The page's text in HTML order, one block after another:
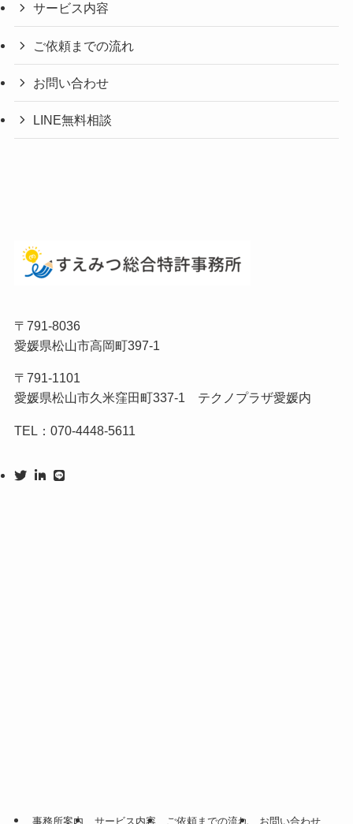
サービス内容
ご依頼までの流れ
お問い合わせ
LINE無料相談
〒791-8036
愛媛県松山市高岡町397-1
〒791-1101
愛媛県松山市久米窪田町337-1 テクノプラザ愛媛内
TEL：070-4448-5611
事務所案内 サービス内容 ご依頼までの流れ お問い合わせ